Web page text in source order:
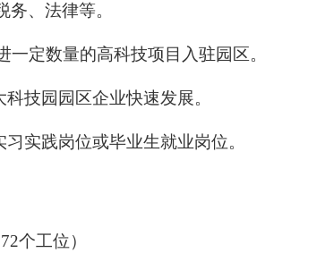
、法律等。
定数量的高科技项目入驻园区。
技园园区企业快速发展。
实践岗位或毕业生就业岗位。
个工位）